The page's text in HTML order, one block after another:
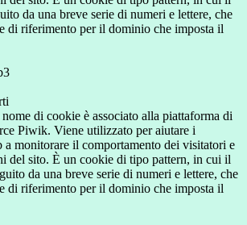
da una breve serie di numeri e lettere, che
di riferimento per il dominio che imposta il
di cookie è associato alla piattaforma di
Piwik. Viene utilizzato per aiutare i
monitorare il comportamento dei visitatori e
del sito. È un cookie di tipo pattern, in cui il
da una breve serie di numeri e lettere, che
di riferimento per il dominio che imposta il